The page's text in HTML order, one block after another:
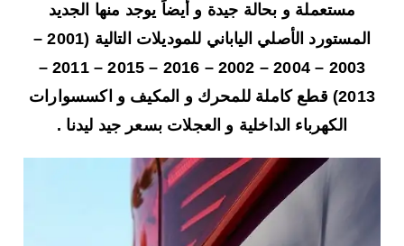
مستعملة و بحالة جيدة و أيضاً يوجد منها الجديد
المستورد الأصلي الياباني للموديلات التالية (2001 –
2003 – 2004 – 2002 – 2016 – 2015 – 2011 –
2013) قطع كاملة للمحرك و المكيف و اكسسوارات
الكهرباء الداخلية و العجلات بسعر جيد ليدنا .